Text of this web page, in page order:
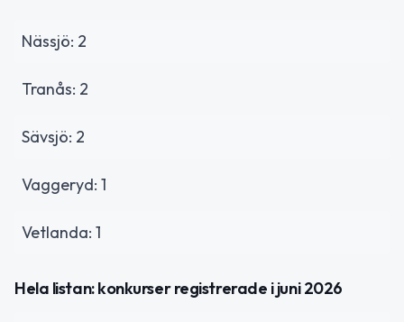
Nässjö: 2
Tranås: 2
Sävsjö: 2
Vaggeryd: 1
Vetlanda: 1
Hela listan: konkurser registrerade i juni 2026